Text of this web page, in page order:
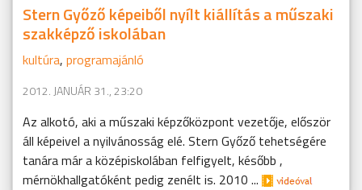
Stern Győző képeiből nyílt kiállítás a műszaki
szakképző iskolában
kultúra, programajánló
2012. JANUÁR 31., 23:20
Az alkotó, aki a műszaki képzőközpont vezetője, először
áll képeivel a nyilvánosság elé. Stern Győző tehetségére
tanára már a középiskolában felfigyelt, később ,
mérnökhallgatóként pedig zenélt is. 2010 ...